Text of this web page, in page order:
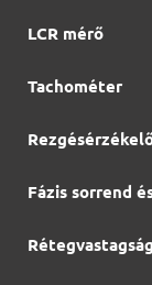
LCR mérő
Tachométer
Fázis sorrend